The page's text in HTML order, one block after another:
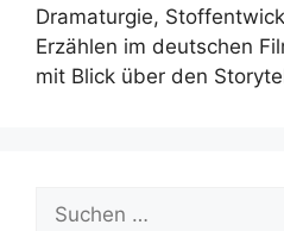
Dramaturgie,
Erzählen im deutschen
mit Blick über den